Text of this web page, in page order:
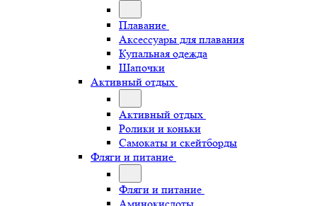
Плавание
Аксессуары для плавания
Купальная одежда
Шапочки
Активный отдых
Активный отдых
Ролики и коньки
Самокаты и скейтборды
Фляги и питание
Фляги и питание